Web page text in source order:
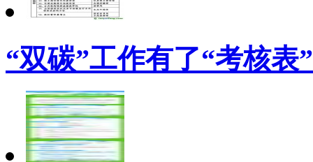
“双碳”工作有了“考核表”